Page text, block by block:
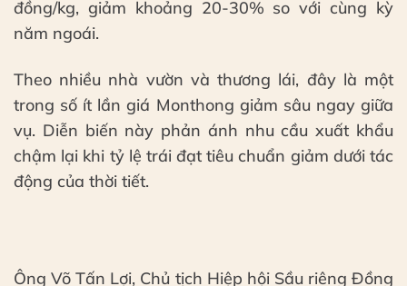
đồng/kg, giảm khoảng 20-30% so với cùng kỳ
năm ngoái.
Theo nhiều nhà vườn và thương lái, đây là một
trong số ít lần giá Monthong giảm sâu ngay giữa
vụ. Diễn biến này phản ánh nhu cầu xuất khẩu
chậm lại khi tỷ lệ trái đạt tiêu chuẩn giảm dưới tác
động của thời tiết.
Ông Võ Tấn Lợi, Chủ tịch Hiệp hội Sầu riêng Đồng